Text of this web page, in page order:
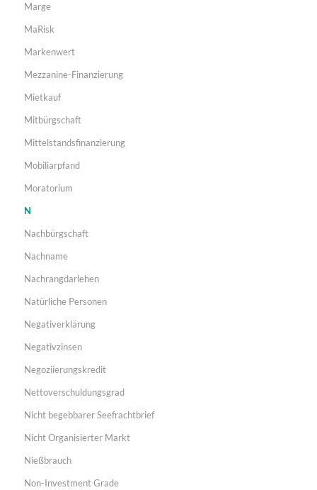
Marge
MaRisk
Markenwert
Mezzanine-Finanzierung
Mietkauf
Mitbürgschaft
Mittelstandsfinanzierung
Mobiliarpfand
Moratorium
N
Nachbürgschaft
Nachname
Nachrangdarlehen
Natürliche Personen
Negativerklärung
Negativzinsen
Negoziierungskredit
Nettoverschuldungsgrad
Nicht begebbarer Seefrachtbrief
Nicht Organisierter Markt
Nießbrauch
Non-Investment Grade